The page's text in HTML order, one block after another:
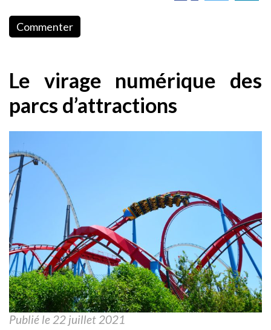
Commenter
Le virage numérique des
parcs d’attractions
Publié le 22 juillet 2021